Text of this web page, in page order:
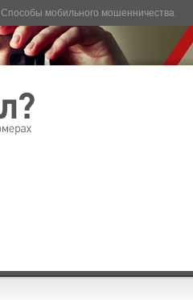
Способы мобильного мошенничества